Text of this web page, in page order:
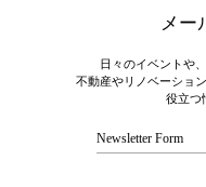
メー
日々のイベントや
不動産やリノベーショ
役立つ
Newsletter Form